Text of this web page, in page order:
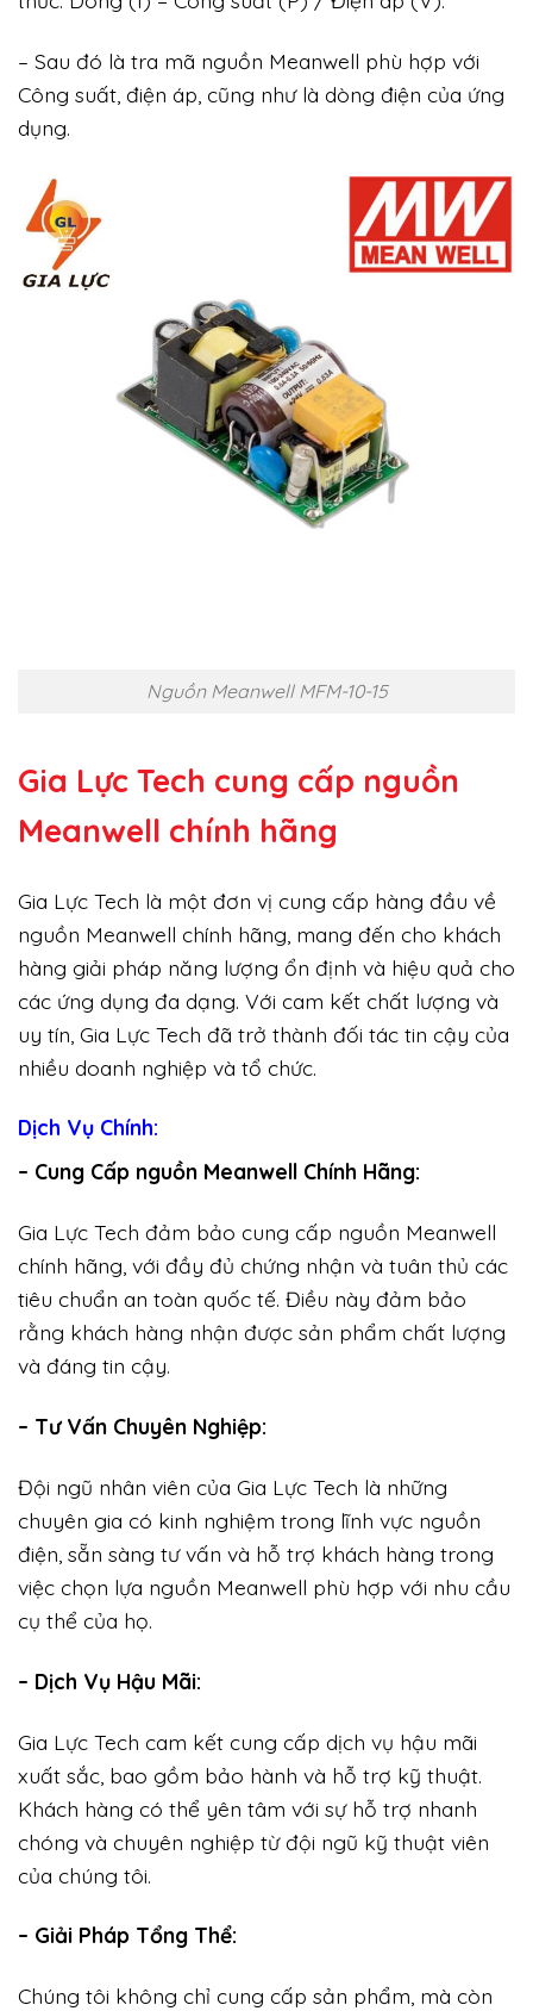
– Sau đó là tra mã nguồn Meanwell phù hợp với
Công suất, điện áp, cũng như là dòng điện của ứng
dụng.
Nguồn Meanwell MFM-10-15
Gia Lực Tech cung cấp nguồn
Meanwell chính hãng
Gia Lực Tech là một đơn vị cung cấp hàng đầu về
nguồn Meanwell chính hãng, mang đến cho khách
hàng giải pháp năng lượng ổn định và hiệu quả cho
các ứng dụng đa dạng. Với cam kết chất lượng và
uy tín, Gia Lực Tech đã trở thành đối tác tin cậy của
nhiều doanh nghiệp và tổ chức.
Dịch Vụ Chính:
– Cung Cấp nguồn Meanwell Chính Hãng:
Gia Lực Tech đảm bảo cung cấp nguồn Meanwell
chính hãng, với đầy đủ chứng nhận và tuân thủ các
tiêu chuẩn an toàn quốc tế. Điều này đảm bảo
rằng khách hàng nhận được sản phẩm chất lượng
và đáng tin cậy.
– Tư Vấn Chuyên Nghiệp:
Đội ngũ nhân viên của Gia Lực Tech là những
chuyên gia có kinh nghiệm trong lĩnh vực nguồn
điện, sẵn sàng tư vấn và hỗ trợ khách hàng trong
việc chọn lựa nguồn Meanwell phù hợp với nhu cầu
cụ thể của họ.
– Dịch Vụ Hậu Mãi:
Gia Lực Tech cam kết cung cấp dịch vụ hậu mãi
xuất sắc, bao gồm bảo hành và hỗ trợ kỹ thuật.
Khách hàng có thể yên tâm với sự hỗ trợ nhanh
chóng và chuyên nghiệp từ đội ngũ kỹ thuật viên
của chúng tôi.
– Giải Pháp Tổng Thể:
Chúng tôi không chỉ cung cấp sản phẩm, mà còn